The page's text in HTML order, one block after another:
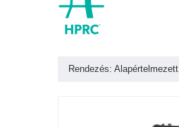
Rendezés: Alapértelmezett